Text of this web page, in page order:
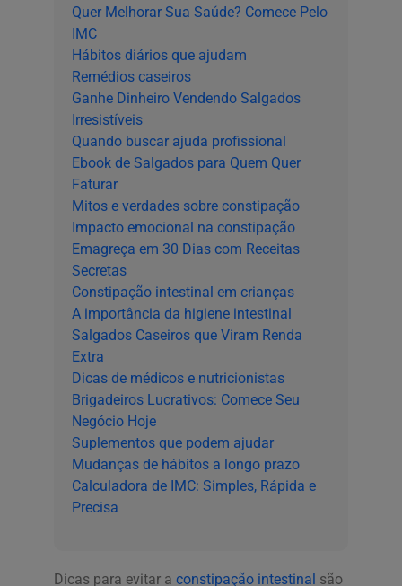
Quer Melhorar Sua Saúde? Comece Pelo
IMC
Hábitos diários que ajudam
Remédios caseiros
Ganhe Dinheiro Vendendo Salgados
Irresistíveis
Quando buscar ajuda profissional
Ebook de Salgados para Quem Quer
Faturar
Mitos e verdades sobre constipação
Impacto emocional na constipação
Emagreça em 30 Dias com Receitas
Secretas
Constipação intestinal em crianças
A importância da higiene intestinal
Salgados Caseiros que Viram Renda
Extra
Dicas de médicos e nutricionistas
Brigadeiros Lucrativos: Comece Seu
Negócio Hoje
Suplementos que podem ajudar
Mudanças de hábitos a longo prazo
Calculadora de IMC: Simples, Rápida e
Precisa
Dicas para evitar a constipação intestinal são